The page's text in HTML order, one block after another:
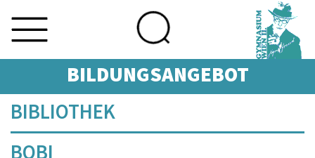
BILDUNGSANGEBOT
BIBLIOTHEK
BOBI